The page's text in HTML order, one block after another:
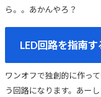
ら。。あかんやろ？
LED回路を指南す
ワンオフで独創的に作っ
う回路になります。あー